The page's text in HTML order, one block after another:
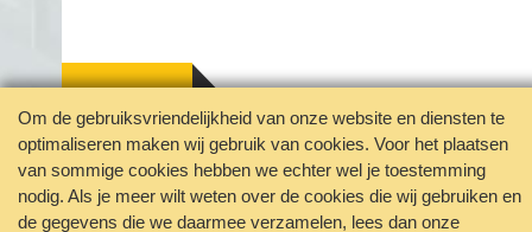
Jouw privacy geborgd
Disclaimer
Contact
Veelgestelde vragen
Om de gebruiksvriendelijkheid van onze website en diensten te
optimaliseren maken wij gebruik van cookies. Voor het plaatsen
van sommige cookies hebben we echter wel je toestemming
nodig. Als je meer wilt weten over de cookies die wij gebruiken en
de gegevens die we daarmee verzamelen, lees dan onze